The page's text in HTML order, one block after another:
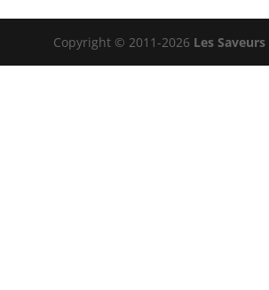
Copyright © 2011-2026 Les